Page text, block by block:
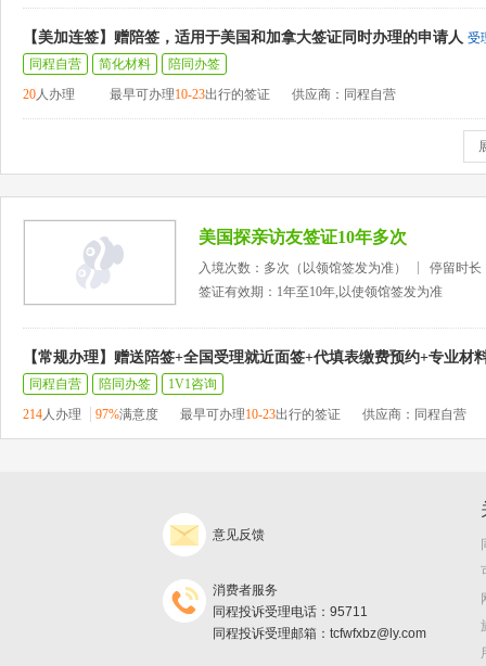
【美加连签】赠陪签，适用于美国和加拿大签证同时办理的申请人 受
同程自营
简化材料
陪同办签
20人办理 最早可办理10-23出行的签证 供应商：同程自营
美国探亲访友签证10年多次
入境次数：多次（以领馆签发为准）
停留时长
签证有效期：1年至10年,以使领馆签发为准
【常规办理】赠送陪签+全国受理就近面签+代填表缴费预约+专业材
同程自营 陪同办签
1V1咨询
214人办理 97%满意度 最早可办理10-23出行的签证 供应商：同程自营
意见反馈
消费者服务
同程投诉受理电话：95711
同程投诉受理邮箱：tcfwfxbz@ly.com